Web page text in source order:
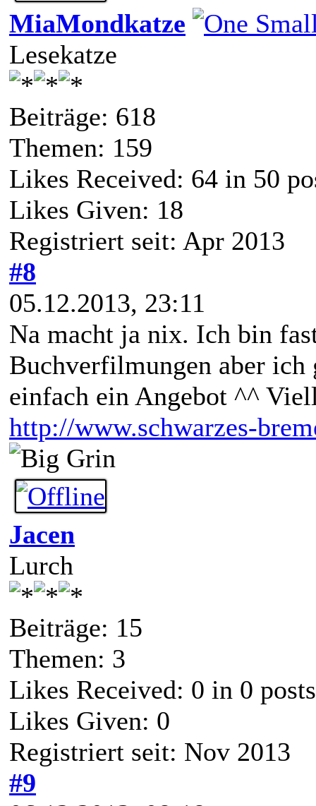
MiaMondkatze
Lesekatze
Beiträge: 618
Themen: 159
Likes Received: 64 in 50
Likes Given: 18
Registriert seit: Apr 2013
#8
05.12.2013, 23:11
Na macht ja nix. Ich bin
Buchverfilmungen aber ich
einfach ein Angebot ^^
http://www.schwarzes-
Jacen
Lurch
Beiträge: 15
Themen: 3
Likes Received: 0 in 0 posts
Likes Given: 0
Registriert seit: Nov 2013
#9